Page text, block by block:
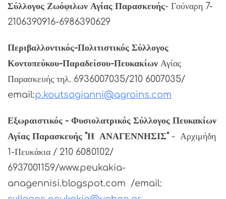
Σύλλογος Ζωόφιλων Αγίας Παρασκευής- Γούναρη 7-
2106390916-6986390629
Περιβαλλοντικός-Πολιτιστικός Σύλλογος
Κοντοπεύκου-Παραδείσου-Πευκακίων Αγίας
Παρασκευής τηλ. 6936007035/210 6007035/
email:p.koutsogianni@agroins.com
Εξωραιστικός - Φυσιολατρικός Σύλλογος Πευκακίων
Αγίας Παρασκευής "Η ΑΝΑΓΕΝΝΗΣΙΣ" - Αρχιμήδη
1-Πευκάκια / 210 6080102/
6937001159/www.peukakia-
anagennisi.blogspot.com /email: